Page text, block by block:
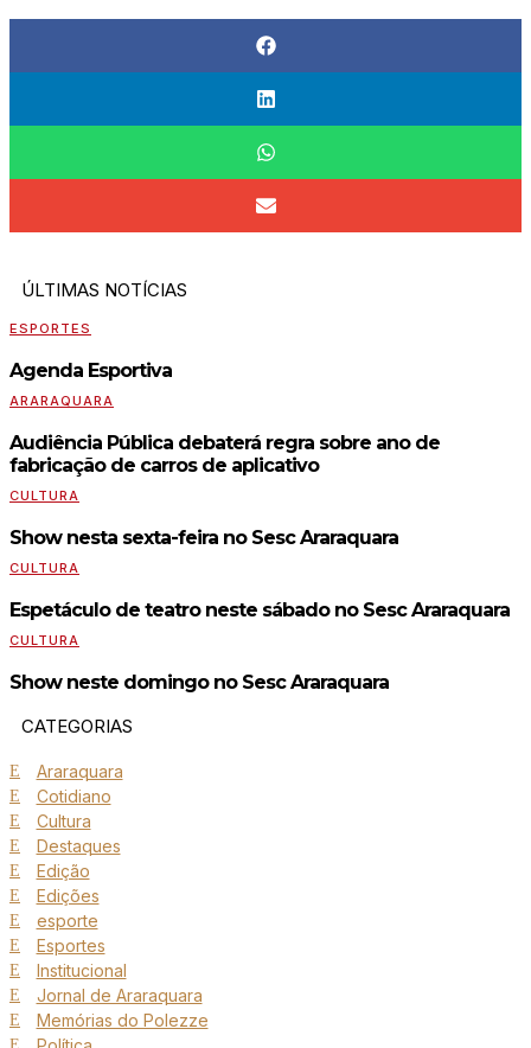
ÚLTIMAS NOTÍCIAS
ESPORTES
Agenda Esportiva
ARARAQUARA
Audiência Pública debaterá regra sobre ano de
fabricação de carros de aplicativo
CULTURA
Show nesta sexta-feira no Sesc Araraquara
CULTURA
Espetáculo de teatro neste sábado no Sesc Araraquara
CULTURA
Show neste domingo no Sesc Araraquara
CATEGORIAS
Araraquara
Cotidiano
Cultura
Destaques
Edição
Edições
esporte
Esportes
Institucional
Jornal de Araraquara
Memórias do Polezze